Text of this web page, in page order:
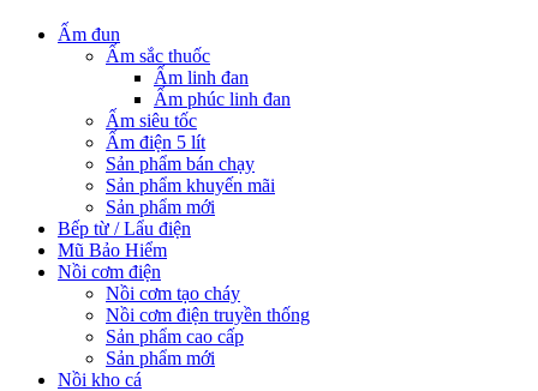
Ấm đun
Ấm sắc thuốc
Ấm linh đan
Ấm phúc linh đan
Ấm siêu tốc
Ấm điện 5 lít
Sản phẩm bán chạy
Sản phẩm khuyến mãi
Sản phẩm mới
Bếp từ / Lẩu điện
Mũ Bảo Hiểm
Nồi cơm điện
Nồi cơm tạo cháy
Nồi cơm điện truyền thống
Sản phẩm cao cấp
Sản phẩm mới
Nồi kho cá